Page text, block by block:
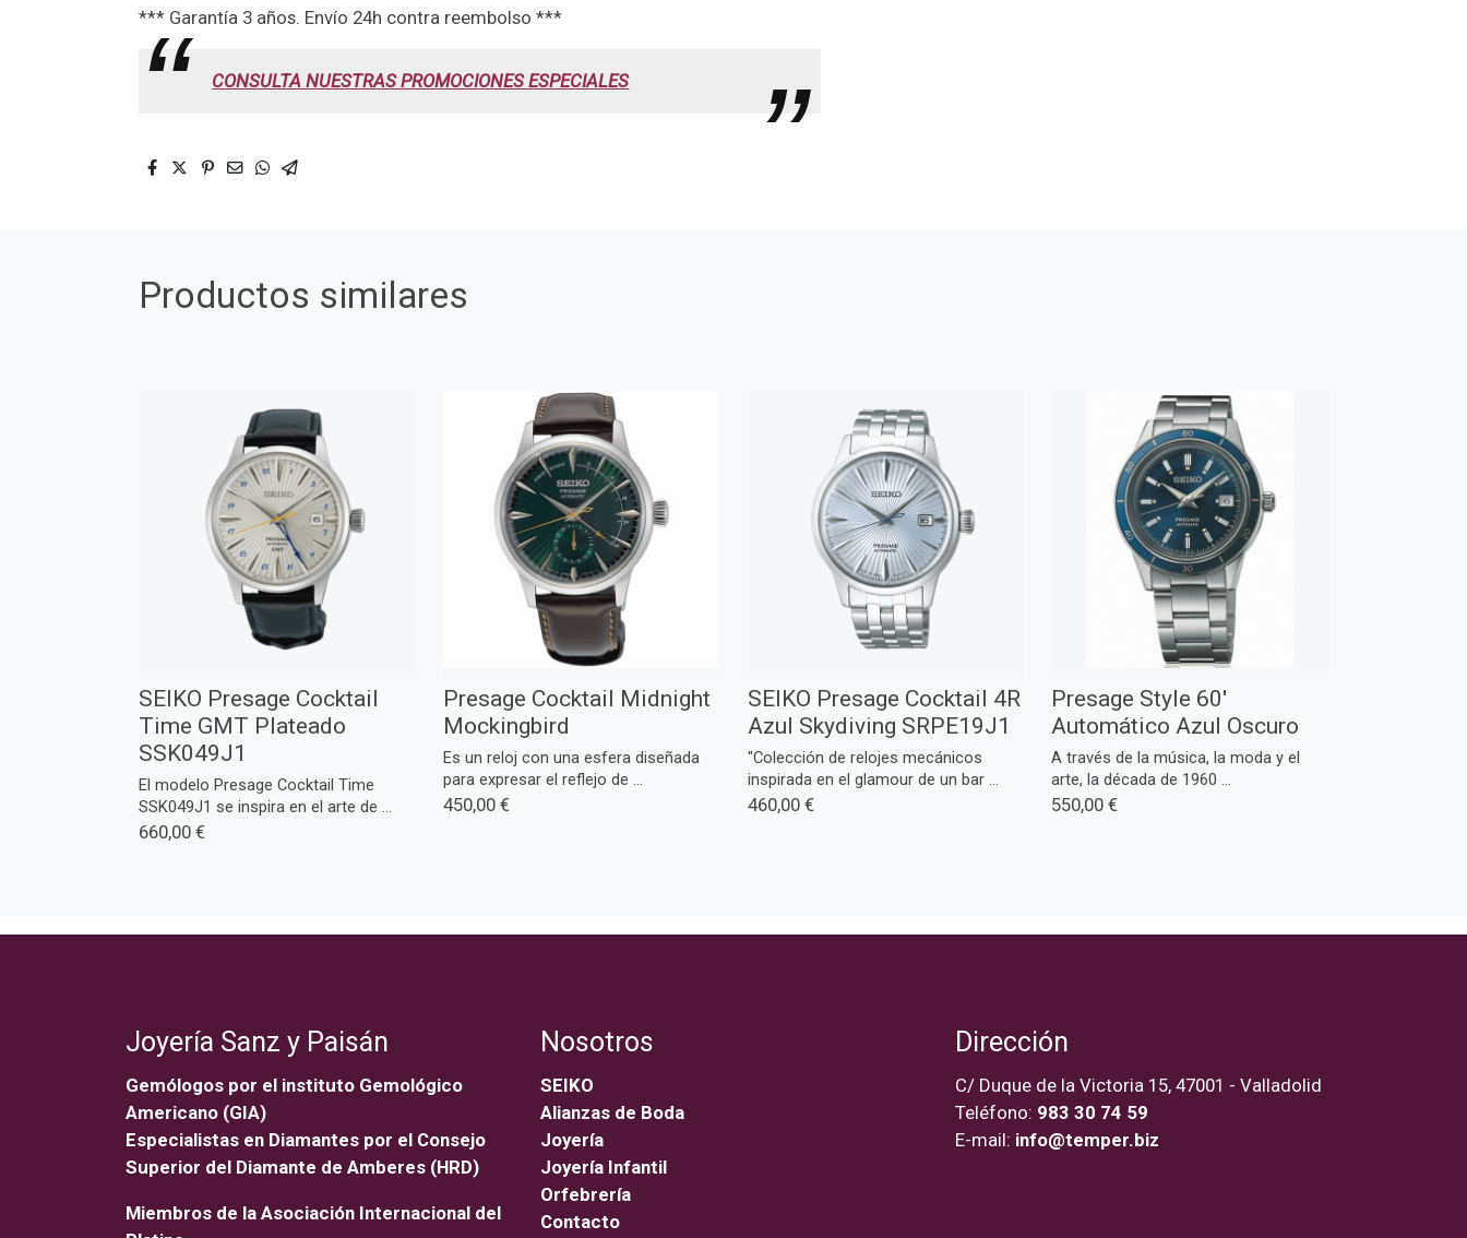
*** Garantía 3 años. Envío 24h contra reembolso ***
CONSULTA NUESTRAS PROMOCIONES ESPECIALES
Productos similares
SEIKO Presage Cocktail
Time GMT Plateado
SSK049J1
El modelo Presage Cocktail Time
SSK049J1 se inspira en el arte de ...
660,00 €
Presage Cocktail Midnight
Mockingbird
Es un reloj con una esfera diseñada
para expresar el reflejo de ...
450,00 €
SEIKO Presage Cocktail 4R
Azul Skydiving SRPE19J1
"Colección de relojes mecánicos
inspirada en el glamour de un bar ...
460,00 €
Presage Style 60'
Automático Azul Oscuro
A través de la música, la moda y el
arte, la década de 1960 ...
550,00 €
Joyería Sanz y Paisán
Gemólogos por el instituto Gemológico
Americano (GIA)
Especialistas en Diamantes por el Consejo
Superior del Diamante de Amberes (HRD)
Miembros de la Asociación Internacional del
Nosotros
SEIKO
Alianzas de Boda
Joyería
Joyería Infantil
Orfebrería
Contacto
Dirección
C/ Duque de la Victoria 15, 47001 - Valladolid
Teléfono: 983 30 74 59
E-mail: info@temper.biz